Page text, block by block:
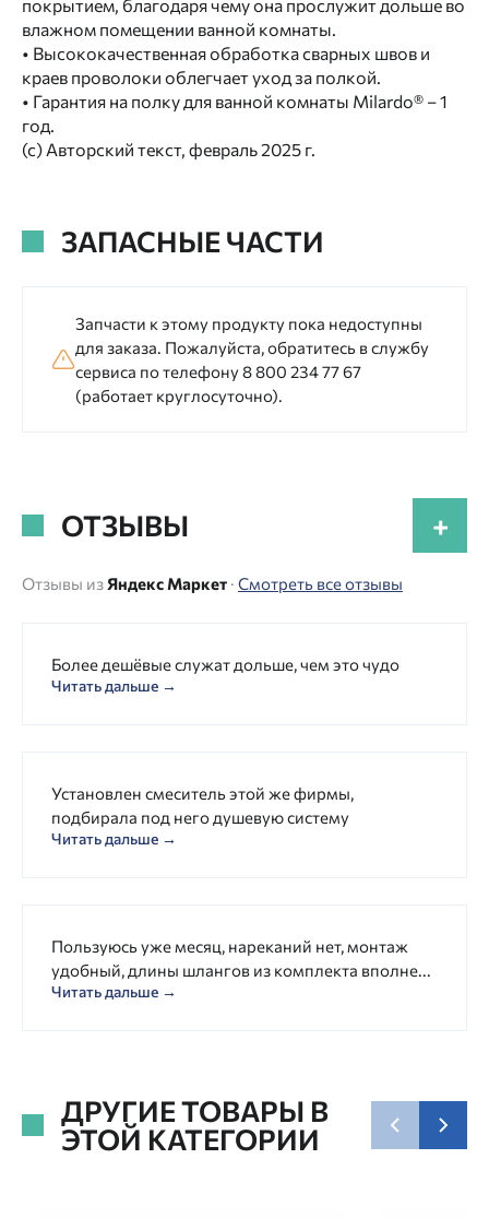
покрытием, благодаря чему она прослужит дольше во
влажном помещении ванной комнаты.
• Высококачественная обработка сварных швов и
краев проволоки облегчает уход за полкой.
• Гарантия на полку для ванной комнаты Milardo® – 1
год.
(с) Авторский текст, февраль 2025 г.
ЗАПАСНЫЕ ЧАСТИ
Запчасти к этому продукту пока недоступны
для заказа. Пожалуйста, обратитесь в службу
сервиса по телефону 8 800 234 77 67
(работает круглосуточно).
ОТЗЫВЫ +
Отзывы из Яндекс Маркет · Смотреть все отзывы
Более дешёвые служат дольше, чем это чудо
Читать дальше →
Установлен смеситель этой же фирмы,
подбирала под него душевую систему
Читать дальше →
Пользуюсь уже месяц, нареканий нет, монтаж
удобный, длины шлангов из комплекта вполне...
Читать дальше →
ДРУГИЕ ТОВАРЫ В
ЭТОЙ КАТЕГОРИИ